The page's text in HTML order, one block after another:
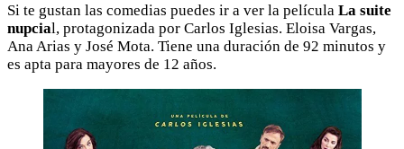
Si te gustan las comedias puedes ir a ver la película La suite
nupcial, protagonizada por Carlos Iglesias. Eloisa Vargas,
Ana Arias y José Mota. Tiene una duración de 92 minutos y
es apta para mayores de 12 años.